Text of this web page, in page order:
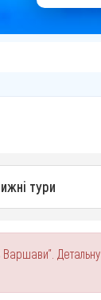
тури
Варшави". Детальну